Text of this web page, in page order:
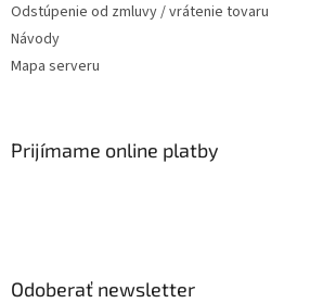
Odstúpenie od zmluvy / vrátenie tovaru
Návody
Mapa serveru
Prijímame online platby
Odoberať newsletter